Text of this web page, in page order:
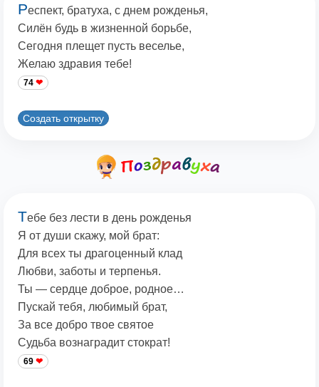
Респект, братуха, с днем рожденья,
Силён будь в жизненной борьбе,
Сегодня плещет пусть веселье,
Желаю здравия тебе!
74
Создать открытку
Тебе без лести в день рожденья
Я от души скажу, мой брат:
Для всех ты драгоценный клад
Любви, заботы и терпенья.
Ты — сердце доброе, родное…
Пускай тебя, любимый брат,
За все добро твое святое
Судьба вознаградит стократ!
69